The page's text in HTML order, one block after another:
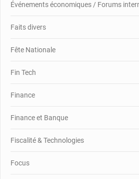
Événements économiques / Forums
Faits divers
Fête Nationale
Fin Tech
Finance
Finance et Banque
Fiscalité & Technologies
Focus